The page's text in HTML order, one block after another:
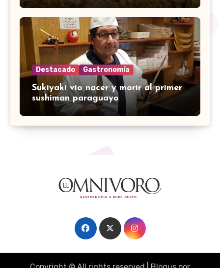
Destacado Gastronomía
Sukiyaki vio nacer y morir al primer
sushiman paraguayo